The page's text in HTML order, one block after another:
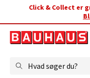
Click & Collect er
Hvad søger du?